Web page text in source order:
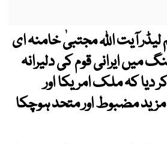
آیت اللہ مجتبیٰ خامنہ ای
میں ایرانی قوم کی دلیرانہ
کہ ملک امریکا اور
مضبوط اور متحد ہوچکا